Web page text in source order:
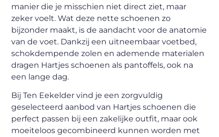
manier die je misschien niet direct ziet, maar
zeker voelt. Wat deze nette schoenen zo
bijzonder maakt, is de aandacht voor de anatomie
van de voet. Dankzij een uitneembaar voetbed,
schokdempende zolen en ademende materialen
dragen Hartjes schoenen als pantoffels, ook na
een lange dag.
Bij Ten Eekelder vind je een zorgvuldig
geselecteerd aanbod van Hartjes schoenen die
perfect passen bij een zakelijke outfit, maar ook
moeiteloos gecombineerd kunnen worden met